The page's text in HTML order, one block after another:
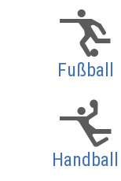
Fußball
Handball